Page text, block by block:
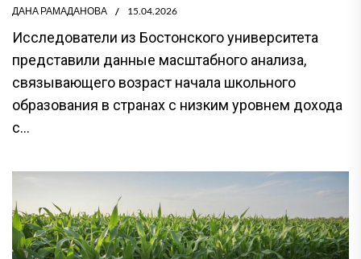
ДАНА РАМАДАНОВА 15.04.2026
Исследователи из Бостонского университета
представили данные масштабного анализа,
связывающего возраст начала школьного
образования в странах с низким уровнем дохода
с...